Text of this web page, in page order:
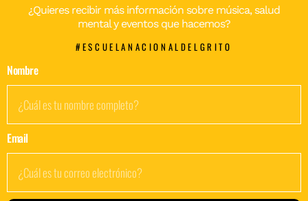
¿Quieres recibir más información sobre música, salud
mental y eventos que hacemos?
#ESCUELANACIONALDELGRITO
Nombre
Email